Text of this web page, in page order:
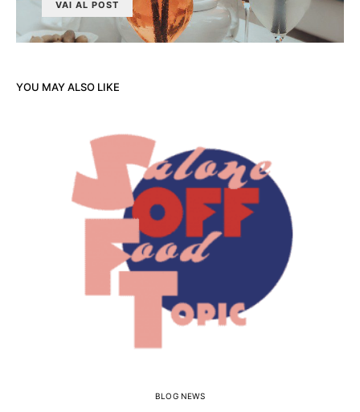
VAI AL POST
YOU MAY ALSO LIKE
BLOG NEWS